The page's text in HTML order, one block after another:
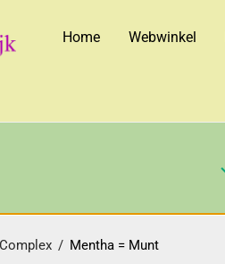
Home Webwinkel
/ Mentha = Munt